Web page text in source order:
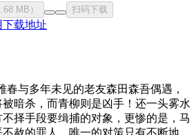
MB） 扫码下载
下载地址
与多年未见的老友森田森吾偶遇，
暗杀，而青柳则是凶手！还一头雾水
择手段要缉捕的对象，更惨的是，马
不赦的罪人，唯一的对策只有不断地